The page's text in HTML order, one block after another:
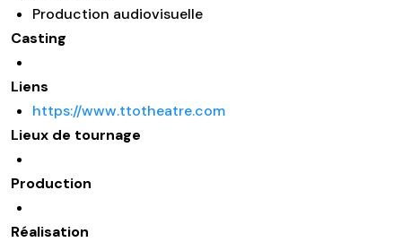
Production audiovisuelle
Casting
Liens
https://www.ttotheatre.com
Lieux de tournage
Production
Réalisation